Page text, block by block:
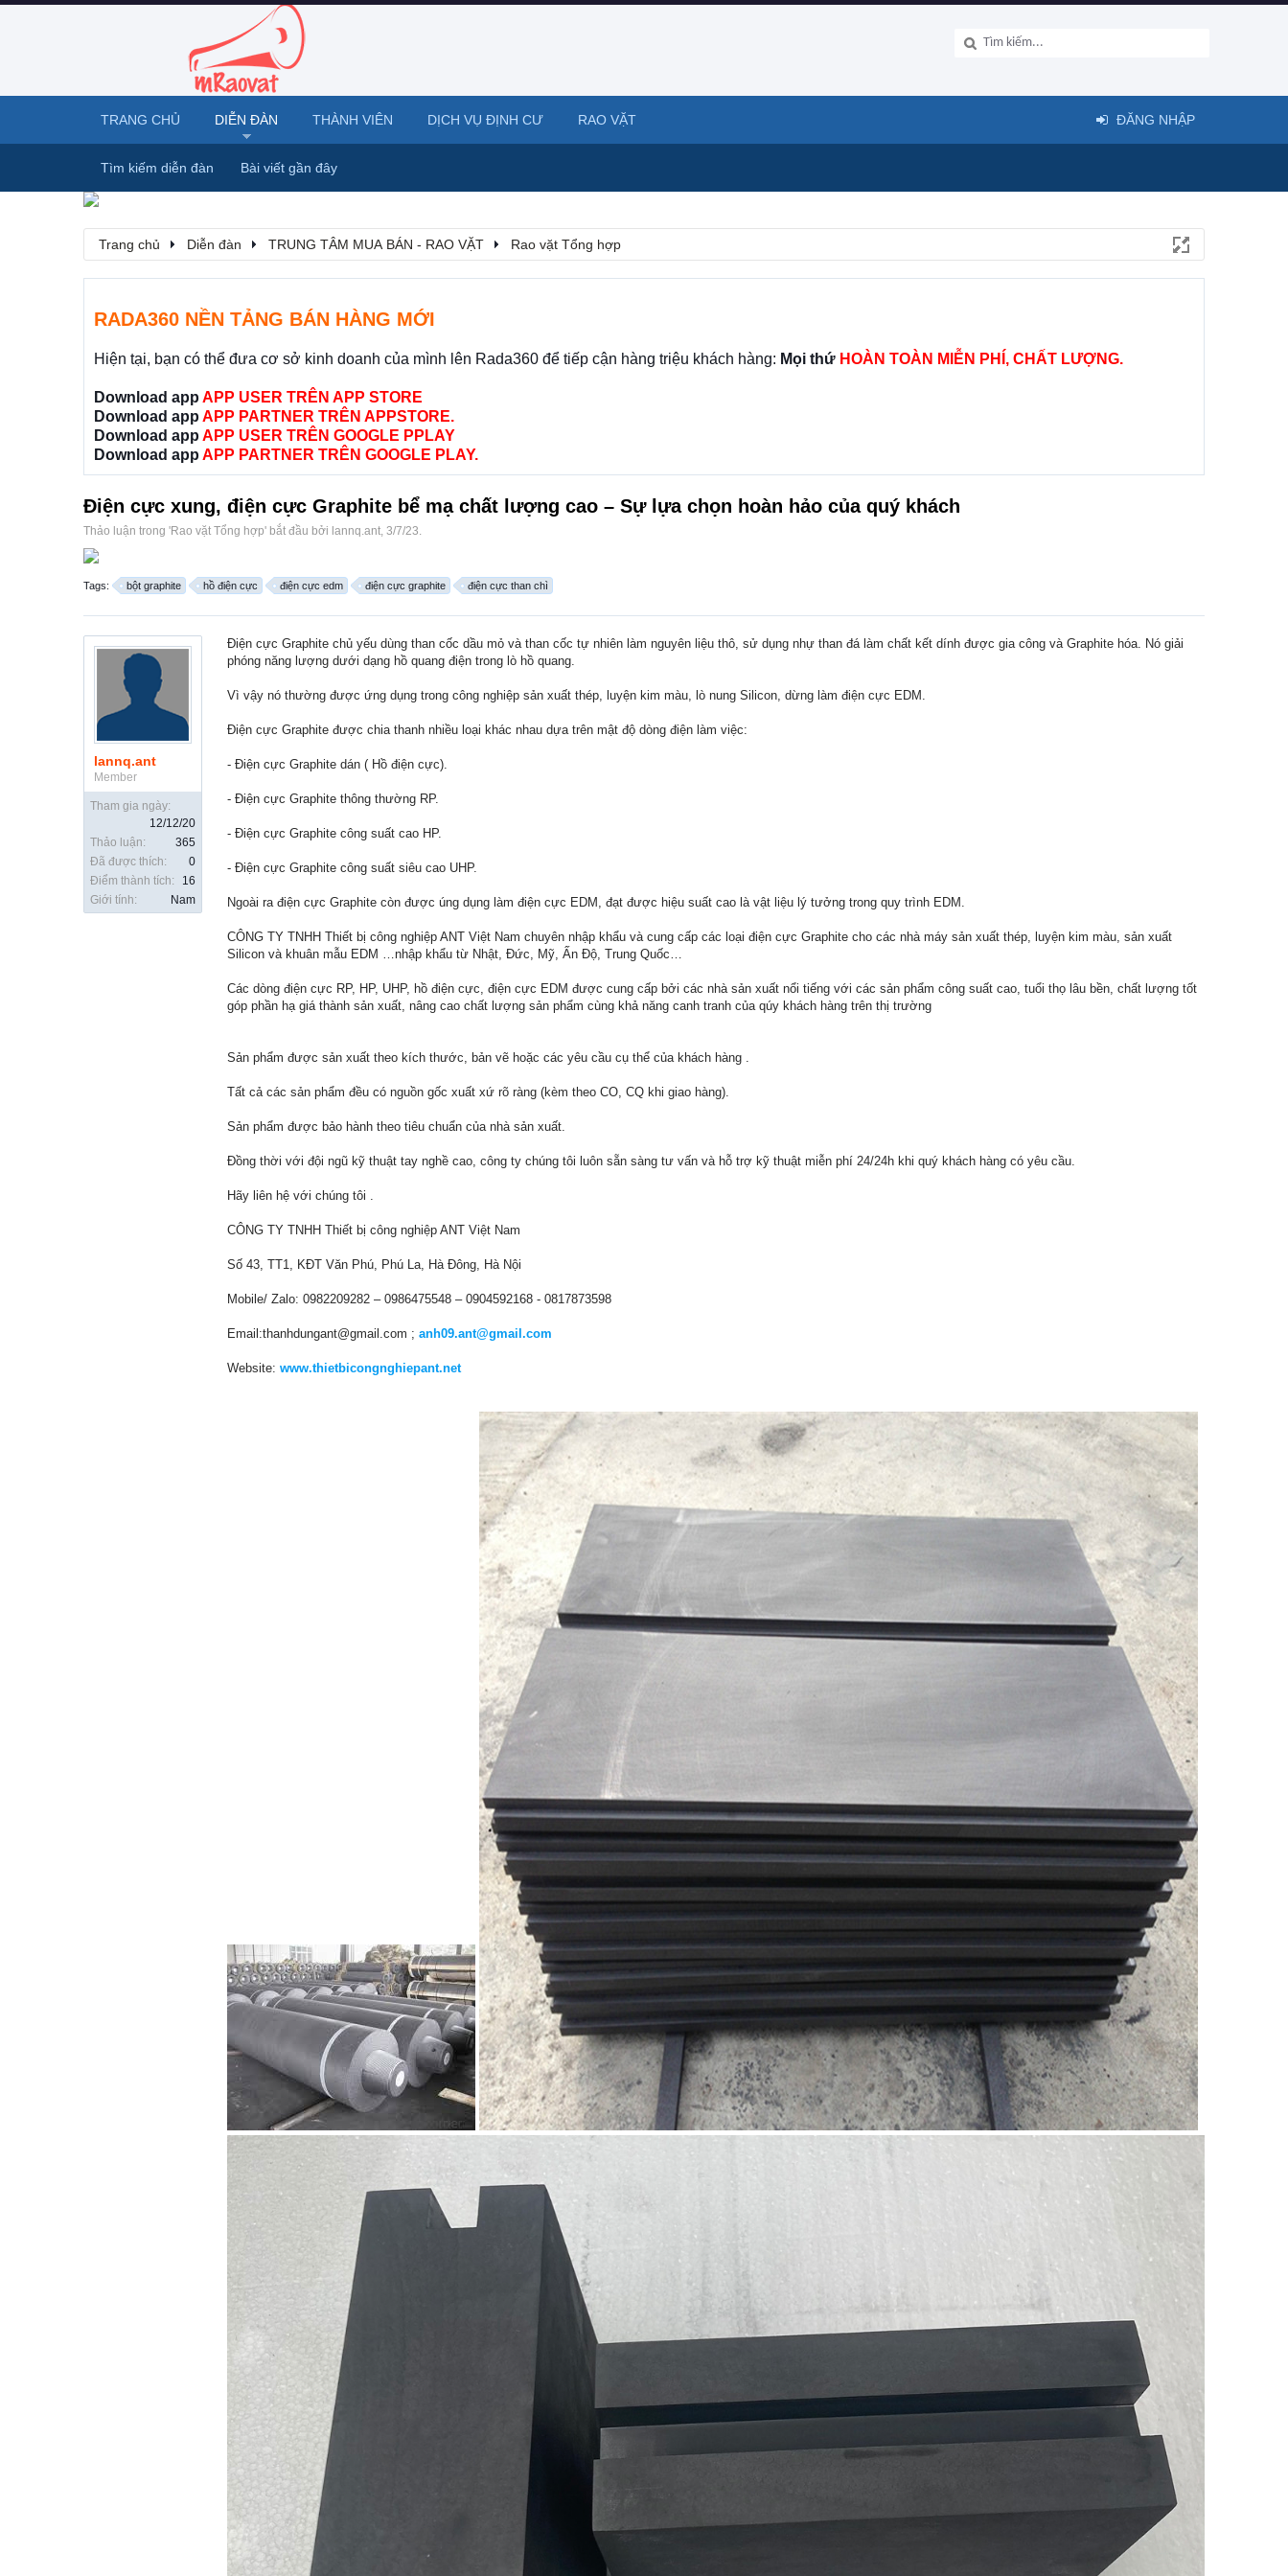
Trang chủ Diễn đàn TRUNG TÂM MUA BÁN - RAO VẶT Rao vặt Tổng hợp
RADA360 NỀN TẢNG BÁN HÀNG MỚI
Hiện tại, bạn có thể đưa cơ sở kinh doanh của mình lên Rada360 để tiếp cận hàng triệu khách hàng: Mọi thứ HOÀN TOÀN MIỄN PHÍ, CHẤT LƯỢNG.
Download app APP USER TRÊN APP STORE
Download app APP PARTNER TRÊN APPSTORE.
Download app APP USER TRÊN GOOGLE PPLAY
Download app APP PARTNER TRÊN GOOGLE PLAY.
Điện cực xung, điện cực Graphite bể mạ chất lượng cao – Sự lựa chọn hoàn hảo của quý khách
Thảo luận trong 'Rao vặt Tổng hợp' bắt đầu bởi lannq.ant, 3/7/23.
Tags: bột graphite hồ điện cực điện cực edm điện cực graphite điện cực than chì
lannq.ant
Member
Tham gia ngày:
12/12/20
Thảo luận:
365
Đã được thích:
0
Điểm thành tích:
16
Giới tính:
Nam
Điện cực Graphite chủ yếu dùng than cốc dầu mỏ và than cốc tự nhiên làm nguyên liệu thô, sử dụng nhự than đá làm chất kết dính được gia công và Graphite hóa. Nó giải
phóng năng lượng dưới dạng hồ quang điện trong lò hồ quang.
Vì vậy nó thường được ứng dụng trong công nghiệp sản xuất thép, luyện kim màu, lò nung Silicon, dừng làm điện cực EDM.
Điện cực Graphite được chia thanh nhiều loại khác nhau dựa trên mật độ dòng điện làm việc:
- Điện cực Graphite dán ( Hồ điện cực).
- Điện cực Graphite thông thường RP.
- Điện cực Graphite công suất cao HP.
- Điện cực Graphite công suất siêu cao UHP.
Ngoài ra điện cực Graphite còn được úng dụng làm điện cực EDM, đạt được hiệu suất cao là vật liệu lý tưởng trong quy trình EDM.
CÔNG TY TNHH Thiết bị công nghiệp ANT Việt Nam chuyên nhập khẩu và cung cấp các loại điện cực Graphite cho các nhà máy sản xuất thép, luyện kim màu, sản xuất
Silicon và khuân mẫu EDM …nhập khẩu từ Nhật, Đức, Mỹ, Ấn Độ, Trung Quốc…
Các dòng điện cực RP, HP, UHP, hồ điện cực, điện cực EDM được cung cấp bởi các nhà sản xuất nổi tiếng với các sản phẩm công suất cao, tuổi thọ lâu bền, chất lượng tốt
góp phần hạ giá thành sản xuất, nâng cao chất lượng sản phẩm cùng khả năng canh tranh của qúy khách hàng trên thị trường
Sản phẩm được sản xuất theo kích thước, bản vẽ hoặc các yêu cầu cụ thể của khách hàng .
Tất cả các sản phẩm đều có nguồn gốc xuất xứ rõ ràng (kèm theo CO, CQ khi giao hàng).
Sản phẩm được bảo hành theo tiêu chuẩn của nhà sản xuất.
Đồng thời với đội ngũ kỹ thuật tay nghề cao, công ty chúng tôi luôn sẵn sàng tư vấn và hỗ trợ kỹ thuật miễn phí 24/24h khi quý khách hàng có yêu cầu.
Hãy liên hệ với chúng tôi .
CÔNG TY TNHH Thiết bị công nghiệp ANT Việt Nam
Số 43, TT1, KĐT Văn Phú, Phú La, Hà Đông, Hà Nội
Mobile/ Zalo: 0982209282 – 0986475548 – 0904592168 - 0817873598
Email:thanhdungant@gmail.com ; anh09.ant@gmail.com
Website: www.thietbicongnghiepant.net
TRANG CHỦ DIỄN ĐÀN
Tìm kiếm diễn đàn Bài viết gần đây
THÀNH VIÊN DỊCH VỤ ĐỊNH CƯ RAO VẶT ĐĂNG NHẬP